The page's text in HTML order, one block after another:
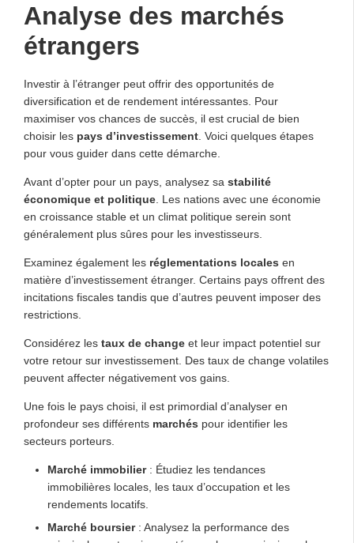
Analyse des marchés
étrangers
Investir à l’étranger peut offrir des opportunités de
diversification et de rendement intéressantes. Pour
maximiser vos chances de succès, il est crucial de bien
choisir les pays d’investissement . Voici quelques étapes
pour vous guider dans cette démarche.
Avant d’opter pour un pays, analysez sa stabilité
économique et politique . Les nations avec une économie
en croissance stable et un climat politique serein sont
généralement plus sûres pour les investisseurs.
Examinez également les réglementations locales en
matière d’investissement étranger. Certains pays offrent des
incitations fiscales tandis que d’autres peuvent imposer des
restrictions.
Considérez les taux de change et leur impact potentiel sur
votre retour sur investissement. Des taux de change volatiles
peuvent affecter négativement vos gains.
Une fois le pays choisi, il est primordial d’analyser en
profondeur ses différents marchés pour identifier les
secteurs porteurs.
Marché immobilier: Étudiez les tendances
immobilières locales, les taux d’occupation et les
rendements locatifs.
Marché boursier: Analysez la performance des